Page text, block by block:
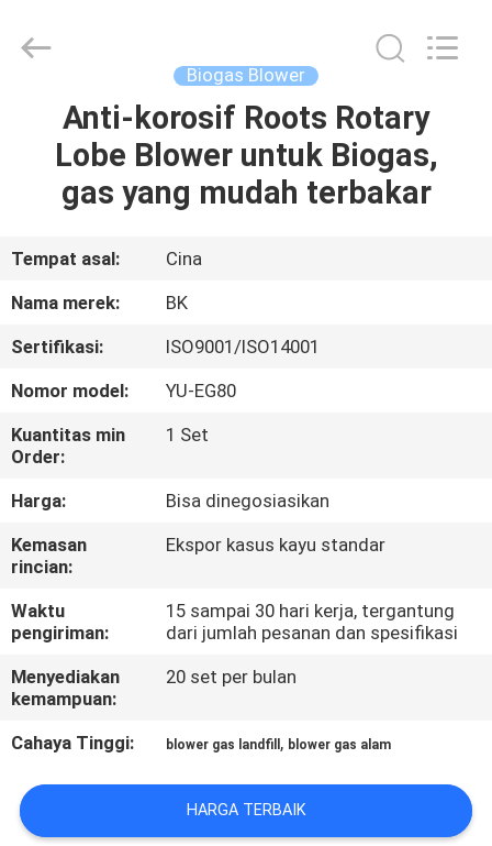
RUMAH
PRODUK
VIDEO
KAMI
TUR
PABRIK
KONTROL
KUALITAS
HUBUNGI
KAMI
PERMINTAAN
PENAWARAN
(Jiangsu)
Biogas Blower
Anti-korosif Roots Rotary
Lobe Blower untuk Biogas,
gas yang mudah terbakar
Tempat asal:
Cina
Nama merek:
BK
Sertifikasi:
ISO9001/ISO14001
Nomor model:
YU-EG80
Kuantitas min
Order:
1 Set
Harga:
Bisa dinegosiasikan
Kemasan
rincian:
Ekspor kasus kayu standar
Waktu
pengiriman:
15 sampai 30 hari kerja, tergantung
dari jumlah pesanan dan spesifikasi
Menyediakan
kemampuan:
20 set per bulan
Cahaya Tinggi: blower gas landfill , blower gas alam
HARGA TERBAIK